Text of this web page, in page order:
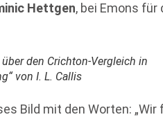
Hettgen, bei Emons für
den Crichton-Vergleich in
von I. L. Callis
Bild mit den Worten: „Wir